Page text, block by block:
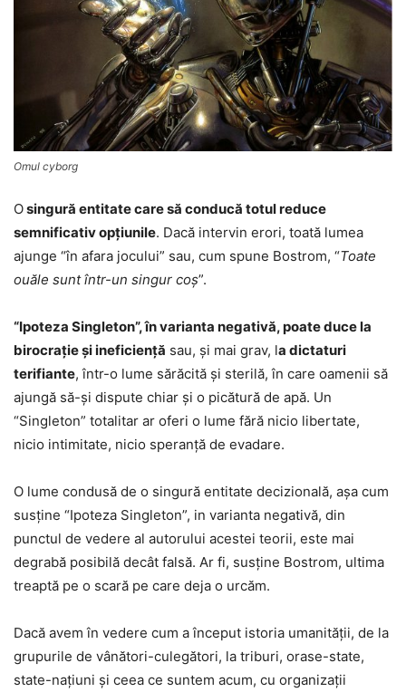
Omul cyborg
Osingură entitate care să conducă totul reduce
semnificativ opţiunile. Dacă intervin erori, toată lumea
ajunge “în afara jocului” sau, cum spune Bostrom, “Toate
ouăle sunt într-un singur coş”.
“Ipoteza Singleton”, în varianta negativă, poate duce la
birocraţie şi ineficienţă sau, şi mai grav, la dictaturi
terifiante, într-o lume sărăcită şi sterilă, în care oamenii să
ajungă să-şi dispute chiar şi o picătură de apă. Un
“Singleton” totalitar ar oferi o lume fără nicio libertate,
nicio intimitate, nicio speranță de evadare.
O lume condusă de o singură entitate decizională, aşa cum
susţine “Ipoteza Singleton”, in varianta negativă, din
punctul de vedere al autorului acestei teorii, este mai
degrabă posibilă decât falsă. Ar fi, susţine Bostrom, ultima
treaptă pe o scară pe care deja o urcăm.
Dacă avem în vedere cum a început istoria umanităţii, de la
grupurile de vânători-culegători, la triburi, orase-state,
state-națiuni şi ceea ce suntem acum, cu organizații